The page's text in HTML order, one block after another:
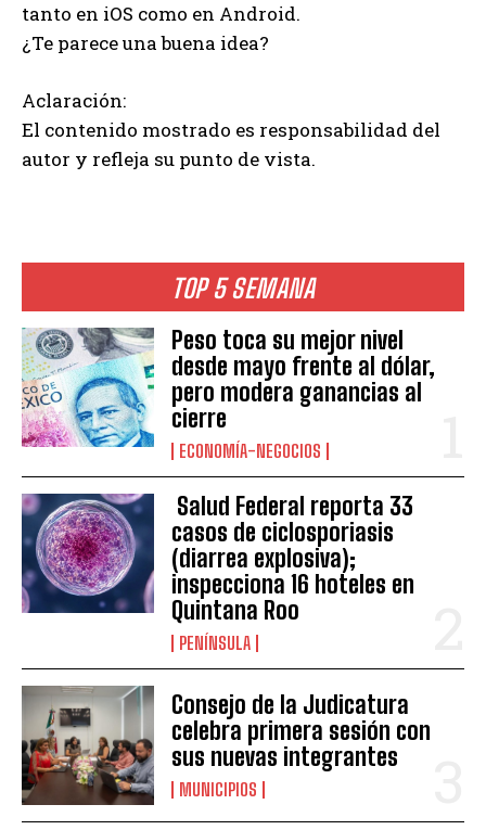
TOP 5 SEMANA
Peso toca su mejor nivel
desde mayo frente al dólar,
pero modera ganancias al
cierre
ECONOMÍA-NEGOCIOS
Salud Federal reporta 33
casos de ciclosporiasis
(diarrea explosiva);
inspecciona 16 hoteles en
Quintana Roo
PENÍNSULA
Consejo de la Judicatura
celebra primera sesión con
sus nuevas integrantes
MUNICIPIOS
tanto en iOS como en Android.
¿Te parece una buena idea?
Aclaración:
El contenido mostrado es responsabilidad del
autor y refleja su punto de vista.